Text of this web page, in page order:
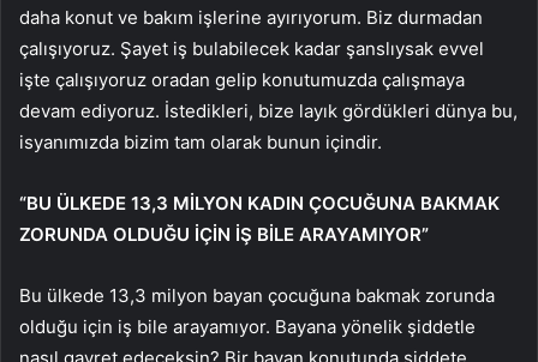
daha konut ve bakım işlerine ayırıyorum. Biz durmadan
çalışıyoruz. Şayet iş bulabilecek kadar şanslıysak evvel
işte çalışıyoruz oradan gelip konutumuzda çalışmaya
devam ediyoruz. İstedikleri, bize layık gördükleri dünya bu,
isyanımızda bizim tam olarak bunun içindir.
“BU ÜLKEDE 13,3 MİLYON KADIN ÇOCUĞUNA BAKMAK
ZORUNDA OLDUĞU İÇİN İŞ BİLE ARAYAMIYOR”
Bu ülkede 13,3 milyon bayan çocuğuna bakmak zorunda
olduğu için iş bile arayamıyor. Bayana yönelik şiddetle